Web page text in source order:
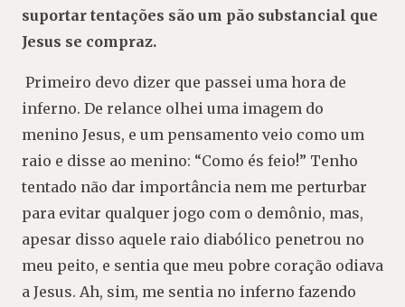
suportar tentações são um pão substancial que
Jesus se compraz.
Primeiro devo dizer que passei uma hora de
inferno. De relance olhei uma imagem do
menino Jesus, e um pensamento veio como um
raio e disse ao menino: “Como és feio!” Tenho
tentado não dar importância nem me perturbar
para evitar qualquer jogo com o demônio, mas,
apesar disso aquele raio diabólico penetrou no
meu peito, e sentia que meu pobre coração odiava
a Jesus. Ah, sim, me sentia no inferno fazendo